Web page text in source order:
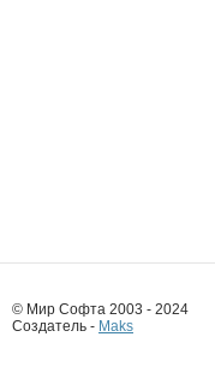
© Мир Софта 2003 - 2024
Создатель - Maks